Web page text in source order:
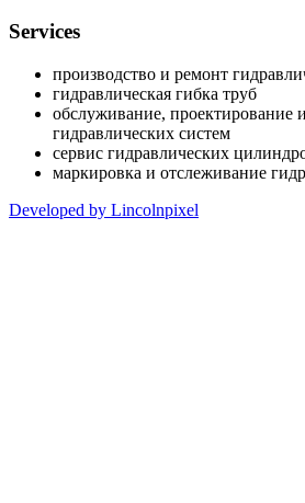
Services
производство и ремонт
гидравлическая гибка труб
обслуживание, проектирование
гидравлических систем
сервис гидравлических
маркировка и отслеживание
Developed by Lincolnpixel